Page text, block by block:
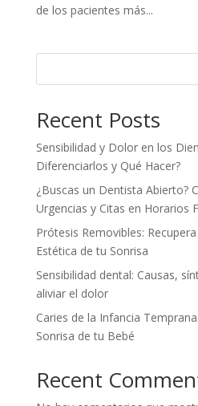
de los pacientes más...
Recent Posts
Sensibilidad y Dolor en los
Diferenciarlos y Qué Hacer?
¿Buscas un Dentista Abierto?
Urgencias y Citas en Horarios
Prótesis Removibles:
Estética de tu Sonrisa
Sensibilidad dental: Causas,
aliviar el dolor
Caries de la Infancia
Sonrisa de tu Bebé
Recent